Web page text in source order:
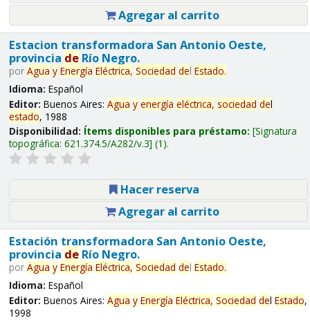
Agregar al carrito
Estacion transformadora San Antonio Oeste,
provincia deRío Negro.
por Agua y Energía Eléctrica, Sociedad del Estado.
Idioma: Español
Editor: Buenos Aires: Agua y energía eléctrica, sociedad del
estado, 1988
Disponibilidad: Ítems disponibles para préstamo: Signatura
topográfica: 621.374.5/A282/v.3 (1).
Hacer reserva
Agregar al carrito
Estación transformadora San Antonio Oeste,
provincia deRío Negro.
por Agua y Energía Eléctrica, Sociedad del Estado.
Idioma: Español
Editor: Buenos Aires: Agua y Energía Eléctrica, Sociedad del Estado,
1998